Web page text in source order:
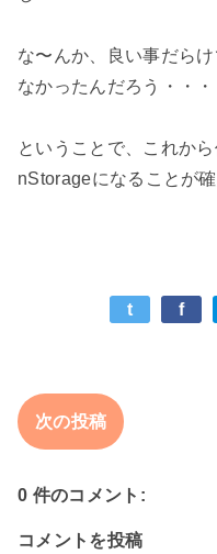
な〜んか、良い事だら
なかったんだろう・・・
ということで、これか
t f
次の投稿
0 件のコメント:
コメントを投稿